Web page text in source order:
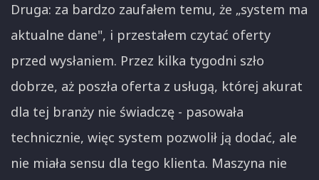
Druga: za bardzo zaufałem temu, że „system ma
aktualne dane", i przestałem czytać oferty
przed wysłaniem. Przez kilka tygodni szło
dobrze, aż poszła oferta z usługą, której akurat
dla tej branży nie świadczę - pasowała
technicznie, więc system pozwolił ją dodać, ale
nie miała sensu dla tego klienta. Maszyna nie